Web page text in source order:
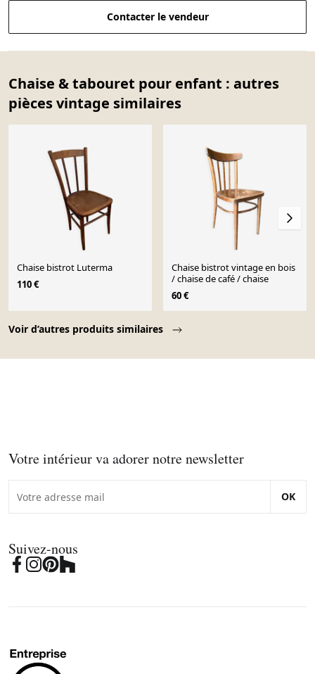
Contacter le vendeur
Chaise & tabouret pour enfant : autres
pièces vintage similaires
Voir d’autres produits similaires
Chaise bistrot Luterma
110 €
Chaise bistrot vintage en bois
/ chaise de café / chaise
60 €
Votre intérieur va adorer notre newsletter
OK
Suivez-nous